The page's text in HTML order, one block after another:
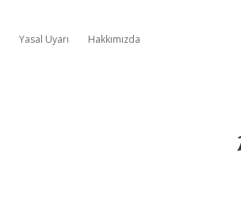
Yasal Uyarı Hakkımızda